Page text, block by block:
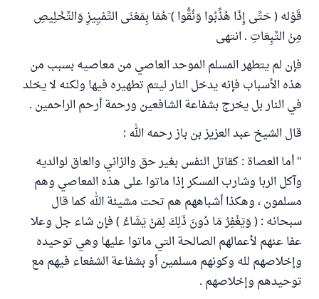
قَوْله ( حَتَّى إِذَا هُذِّبُوا وَنُقُّوا ) َهُمَا بِمَعْنَى التَّمْيِيزِ وَالتَّخْلِيصِ
مِنْ التَّبِعَاتِ . انتهى
فإن لم يتطهر المسلم الموحد العاصي من معاصيه بسبب من
هذه الأسباب فإنه يدخل النار ليتم تطهيره فيها ولكنه لا يخلد
في النار بل يخرج بشفاعة الشافعين ورحمة أرحم الراحمين .
قال الشيخ عبد العزيز بن باز رحمه الله :
" أما العصاة : كقاتل النفس بغير حق والزاني والعاق لوالديه
وآكل الربا وشارب المسكر إذا ماتوا على هذه المعاصي وهم
مسلمون ، وهكذا أشباههم هم تحت مشيئة الله كما قال
سبحانه : ( وَيَغْفِرُ مَا دُونَ ذَلِكَ لِمَنْ يَشَاءُ ) فإن شاء جل وعلا
عفا عنهم لأعمالهم الصالحة التي ماتوا عليها وهي توحيده
وإخلاصهم لله وكونهم مسلمين أو بشفاعة الشفعاء فيهم مع
توحيدهم وإخلاصهم .